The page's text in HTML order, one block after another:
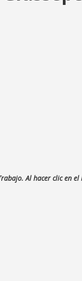
Al hacer clic en